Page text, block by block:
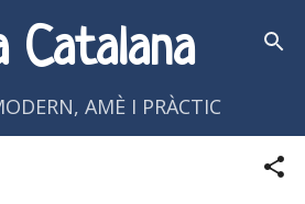
contingut principal
Catalana
AMÈ I PRÀCTIC